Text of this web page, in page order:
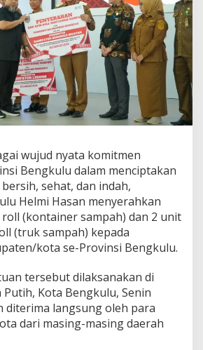
wujud nyata komitmen
Bengkulu dalam menciptakan
sehat, dan indah,
Helmi Hasan menyerahkan
(kontainer sampah) dan 2 unit
(truk sampah) kepada
kota se-Provinsi Bengkulu.
tersebut dilaksanakan di
Kota Bengkulu, Senin
diterima langsung oleh para
dari masing-masing daerah